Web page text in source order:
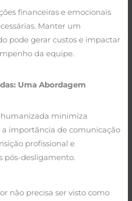
financeiras e emocionais
Manter um
pode gerar custos e impactar
da equipe.
Uma Abordagem
minimiza
a importância de comunicação
profissional e
pós-desligamento.
não precisa ser visto como